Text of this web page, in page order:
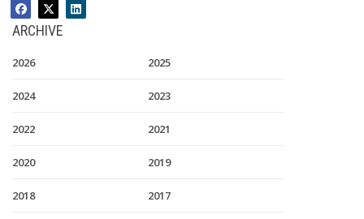
ARCHIVE
2026 2025
2024 2023
2022 2021
2020 2019
2018 2017